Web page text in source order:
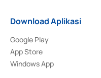
Download Aplikasi
Google Play
App Store
Windows App